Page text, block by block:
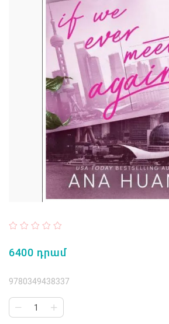
6400 դրամ
9780349438337